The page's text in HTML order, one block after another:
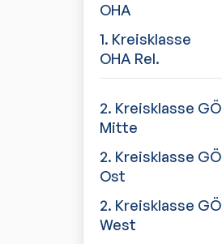
OHA
1. Kreisklasse
OHA Rel.
2. Kreisklasse GÖ
Mitte
2. Kreisklasse GÖ
Ost
2. Kreisklasse GÖ
West